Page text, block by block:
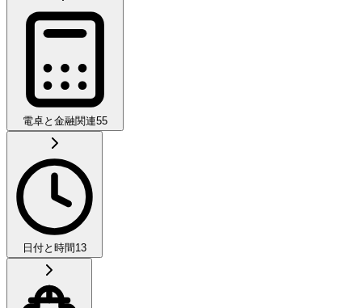
電卓と金融関連55
日付と時間 13